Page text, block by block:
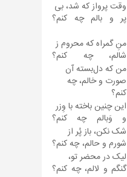
وقت پرواز که شد، بی
پر و بالم چه کنم؟
منِ گمراه که محروم ز
شالم، چه کنم؟
من که دل‌بسته آن
صورت و خالم، چه
کنم؟
این چنین باخته با وِزر
و وَبالم چه کنم؟
شک نکن، باز پُر از
شورم و حالم، چه کنم؟
لیک در محضر تو،
گنگم و لالم، چه کنم؟